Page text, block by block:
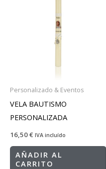
Personalizado & Eventos
VELA BAUTISMO
PERSONALIZADA
16,50€ IVA incluído
AÑADIR AL
CARRITO